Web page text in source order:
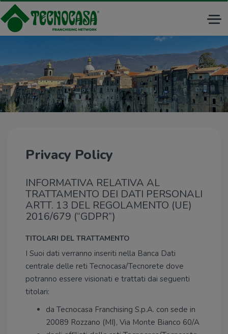
Privacy Policy
INFORMATIVA RELATIVA AL
TRATTAMENTO DEI DATI PERSONALI
ARTT. 13 DEL REGOLAMENTO (UE)
2016/679 (“GDPR”)
TITOLARI DEL TRATTAMENTO
I Suoi dati verranno inseriti nella Banca Dati
centrale delle reti Tecnocasa/Tecnorete dove
potranno essere visionati e trattati dai seguenti
titolari:
da Tecnocasa Franchising S.p.A. con sede in
20089 Rozzano (MI), Via Monte Bianco 60/A